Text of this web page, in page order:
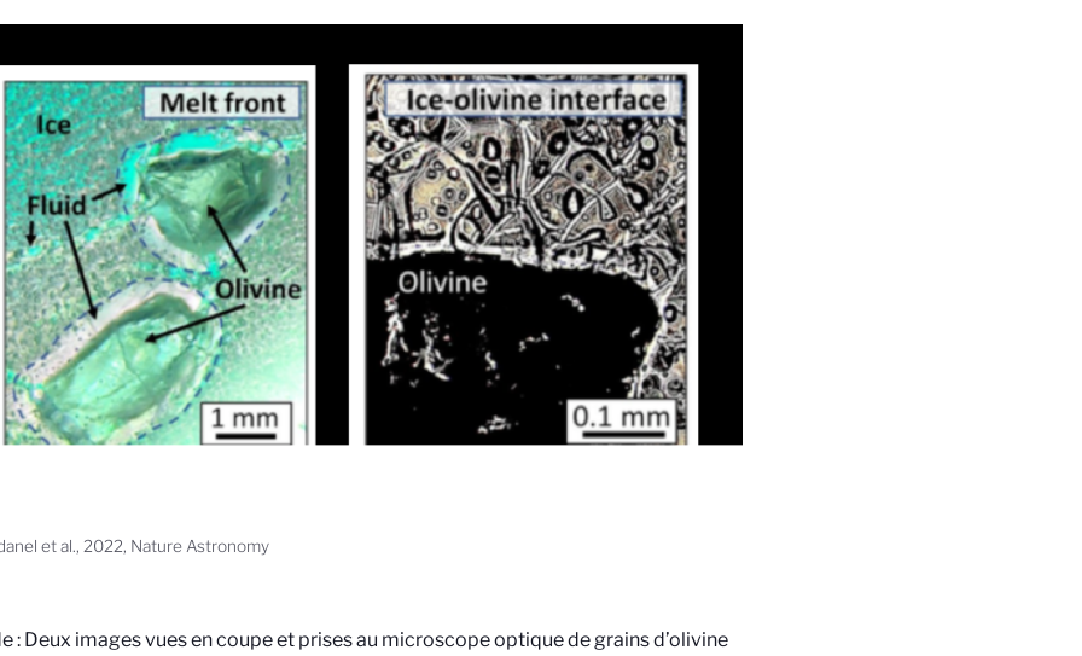
et al., 2022, Nature Astronomy
: Deux images vues en coupe et prises au microscope optique de grains d’olivine